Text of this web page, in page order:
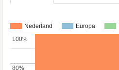
Nederland Europa
80%
80%
100%
100%